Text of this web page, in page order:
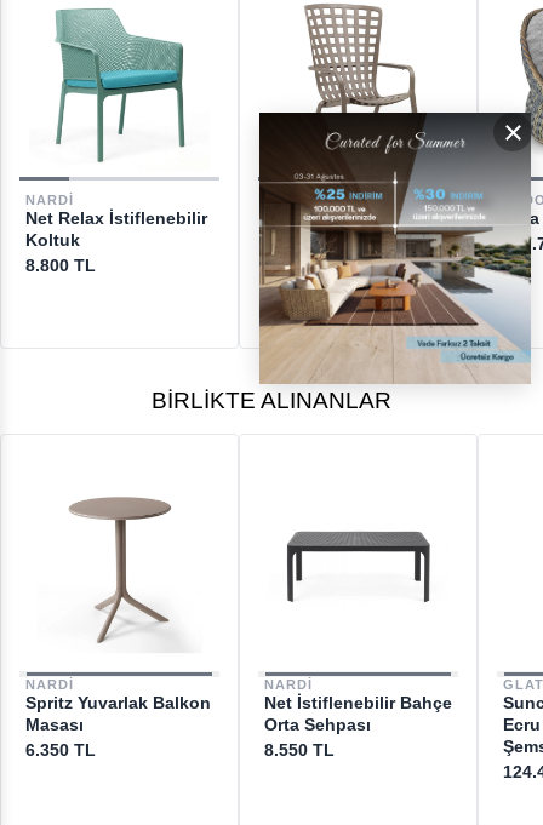
GERİ ÖDEMELER
DESTEK
[email protected]
NARDI
Net Relax İstiflenebilir
Koltuk
8.800 TL
NARDI
Folio İstiflenebilir
Koltuk
12.650 TL
BIRLIKTE ALINANLAR
NARDI
Spritz Yuvarlak Balkon
Masası
6.350 TL
NARDI
Net İstiflenebilir Bahçe
Orta Sehpası
8.550 TL
Ecru
×